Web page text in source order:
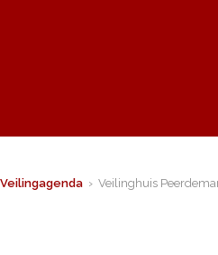
Veilingagenda › Veilinghuis